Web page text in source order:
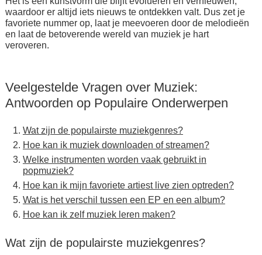
waardoor er altijd iets nieuws te ontdekken valt. Dus zet je
favoriete nummer op, laat je meevoeren door de melodieën
en laat de betoverende wereld van muziek je hart
veroveren.
Veelgestelde Vragen over Muziek:
Antwoorden op Populaire Onderwerpen
Wat zijn de populairste muziekgenres?
Hoe kan ik muziek downloaden of streamen?
Welke instrumenten worden vaak gebruikt in
popmuziek?
Hoe kan ik mijn favoriete artiest live zien optreden?
Wat is het verschil tussen een EP en een album?
Hoe kan ik zelf muziek leren maken?
Wat zijn de populairste muziekgenres?